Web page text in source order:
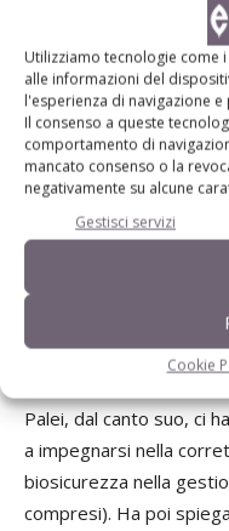
Utilizziamo tecnologie come
alle informazioni del
l'esperienza di navigazione
Il consenso a queste
comportamento di
mancato consenso o la
negativamente su alcune
Gestisci servizi
Cookie
Palei, dal canto suo, ci
a impegnarsi nella
biosicurezza nella
compresi). Ha poi